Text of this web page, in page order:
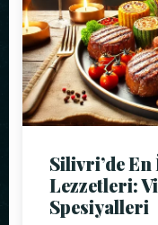
İLETIŞIM
Silivri’de
Lezzetleri:
Spesiyalleri